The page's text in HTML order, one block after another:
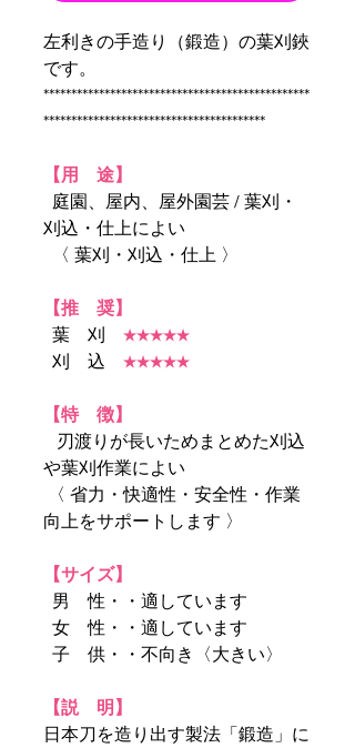
左利きの手造り（鍛造）の葉刈鋏
です。
************************************************
****************************************
【用 途】
庭園、屋内、屋外園芸 / 葉刈・
刈込・仕上によい
〈 葉刈・刈込・仕上 〉
【推 奨】
葉 刈 ★★★★★
刈 込 ★★★★★
【特 徴】
刃渡りが長いためまとめた刈込
や葉刈作業によい
〈 省力・快適性・安全性・作業
向上をサポートします 〉
【サイズ】
男 性・・適しています
女 性・・適しています
子 供・・不向き〈大きい〉
【説 明】
日本刀を造り出す製法「鍛造」に